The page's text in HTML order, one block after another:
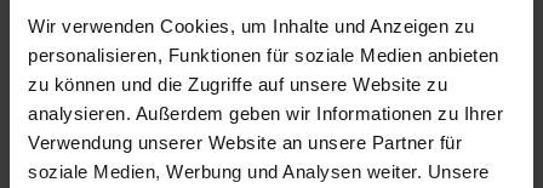
Wir verwenden Cookies, um Inhalte und Anzeigen zu
personalisieren, Funktionen für soziale Medien anbieten
zu können und die Zugriffe auf unsere Website zu
analysieren. Außerdem geben wir Informationen zu Ihrer
Verwendung unserer Website an unsere Partner für
soziale Medien, Werbung und Analysen weiter. Unsere
KONTAKT